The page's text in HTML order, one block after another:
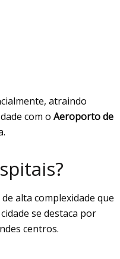
atraindo
com o Aeroporto de
alta complexidade que
se destaca por
centros.